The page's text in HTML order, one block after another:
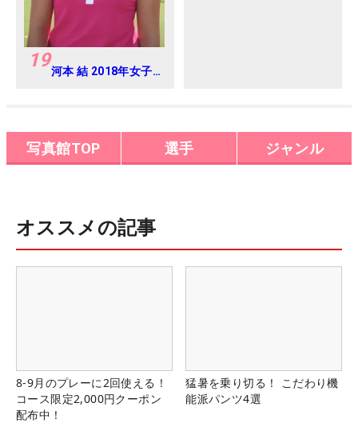
19河本 結 2018年女子
写真館TOP 選手 ジャンル
オススメの記事
8-9月のプレーに2回使える！
コース限定2,000円クーポン
配布中！
猛暑を乗り切る！ こだわり機
能派パンツ4選